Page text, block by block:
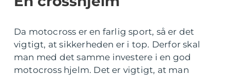
Da motocross er en farlig sport, så er det
vigtigt, at sikkerheden er i top. Derfor skal
man med det samme investere i en god
motocross hjelm. Det er vigtigt, at man